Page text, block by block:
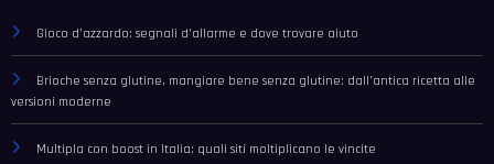
Gioco d’azzardo: segnali d’allarme e dove trovare aiuto
Brioche senza glutine, mangiare bene senza glutine: dall’antica ricetta alle
versioni moderne
Multipla con boost in Italia: quali siti moltiplicano le vincite